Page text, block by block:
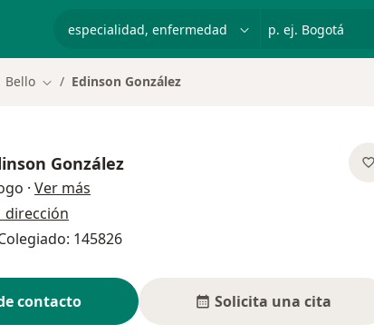
p. ej. Bogotá
Bello Cambiar de ciudad
Edinson González
González
· Ver más
dirección
145826
contacto Solicita una cita